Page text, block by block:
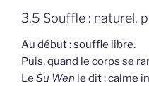
3.5 Souffle : naturel,
Au début : souffle libre.
Puis, quand le corps se
Le Su Wen le dit : calme